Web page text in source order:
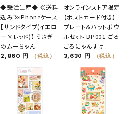
◆受注生産◆ ≪送料
込み≫iPhoneケース
【サンドタイプ(イエロ
ー×レッド)】 うさぎ
のムーちゃん
2,860 円 （税込）
オンラインストア限定
【ポストカード付き】
プレート＆ハットボウ
ルセット BP001 ごろ
ごろにゃんすけ
3,630 円 （税込）